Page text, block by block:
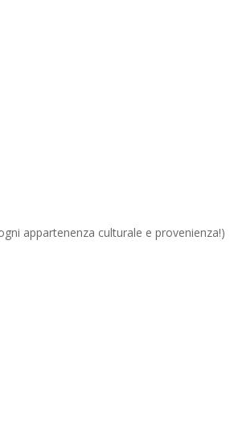
appartenenza culturale e provenienza!)